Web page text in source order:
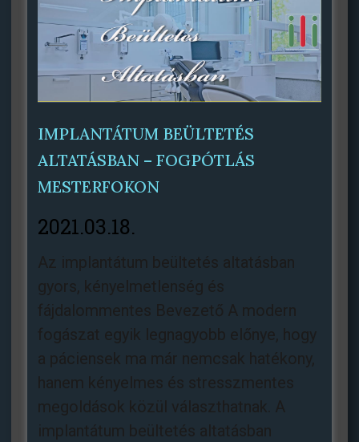
IMPLANTÁTUM BEÜLTETÉS
ALTATÁSBAN – FOGPÓTLÁS
MESTERFOKON
2021.03.18.
Az implantátum beültetés altatásban
gyors, kényelmetlenség és
fájdalommentes Bevezető A modern
fogászat egyik legnagyobb előnye, hogy
a páciensek ma már nemcsak hatékony,
hanem kényelmes és stresszmentes
megoldások közül választhatnak. A
implantátum beültetés altatásban